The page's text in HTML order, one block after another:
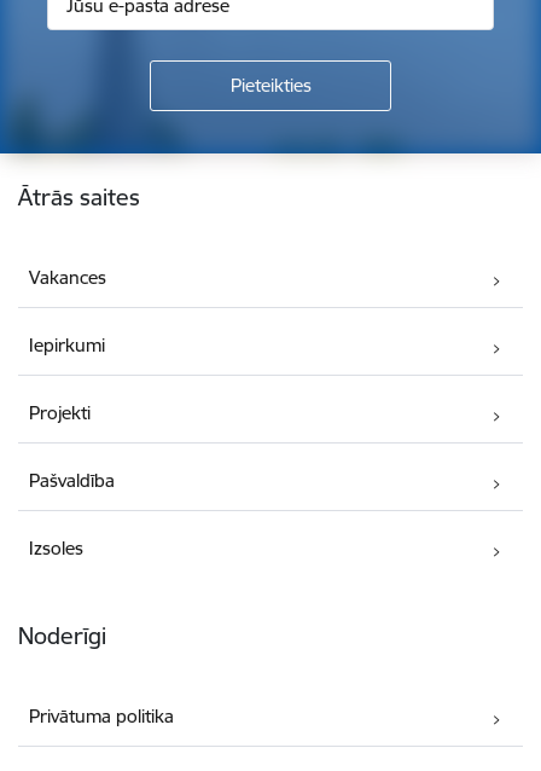
Kājene
Ātrās saites
Vakances
Iepirkumi
Projekti
Pašvaldība
Izsoles
Noderīgi
Privātuma politika